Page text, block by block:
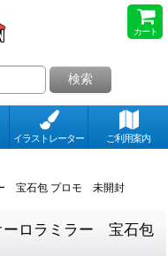
カート
検索
イラストレーター ご利用案内
宝石包 プロモ 未開封
ロラミラー 宝石包